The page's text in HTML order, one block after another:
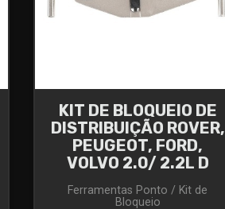
KIT DE BLOQUEIO DE
DISTRIBUIÇÃO ROVER,
PEUGEOT, FORD,
VOLVO 2.0/ 2.2L D
Ferramentas Ponto / Kit de
Bloqueio